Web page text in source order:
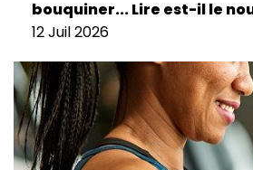
bouquiner... Lire est-il le
12 Juil 2026